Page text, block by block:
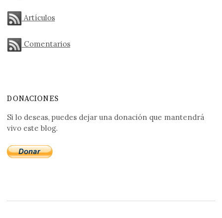
Artículos
Comentarios
DONACIONES
Si lo deseas, puedes dejar una donación que mantendrá
vivo este blog.